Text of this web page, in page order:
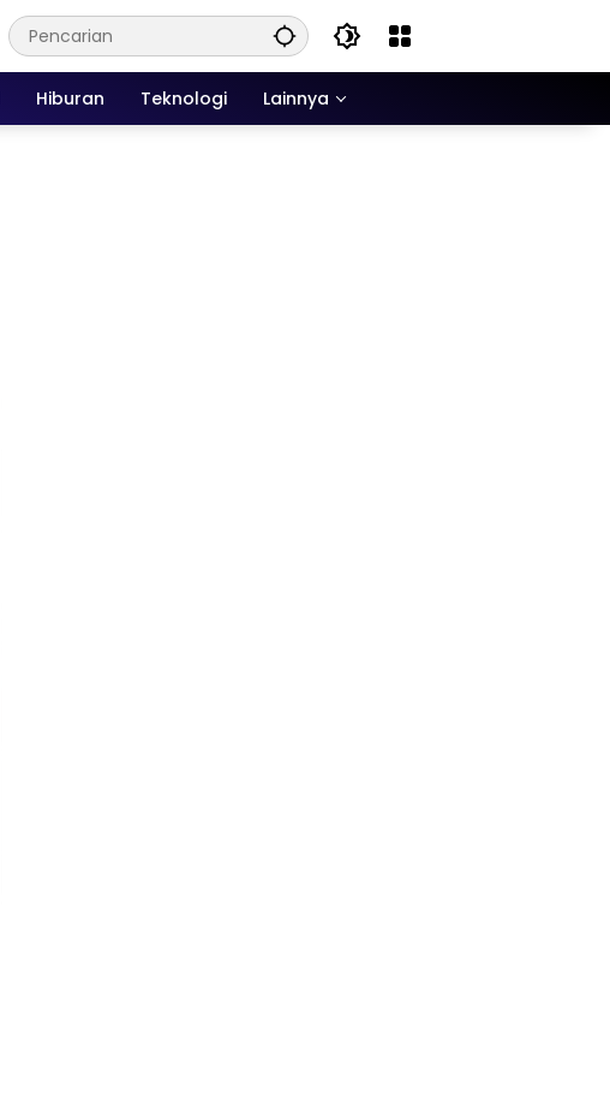
Hiburan Teknologi Lainnya